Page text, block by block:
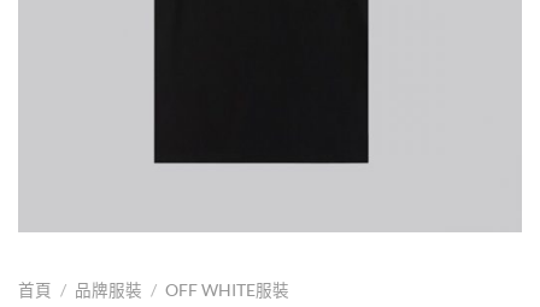
首頁 / 品牌服裝 / OFF WHITE服裝